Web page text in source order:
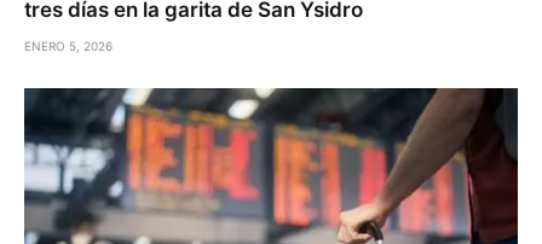
tres días en la garita de San Ysidro
ENERO 5, 2026